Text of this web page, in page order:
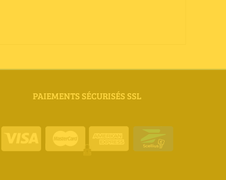
PAIEMENTS SÉCURISÉS SSL